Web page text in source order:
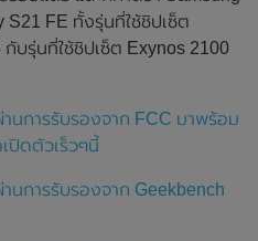
S21 FE ทั้งรุ่นที่ใช้ชิปเซ็ต
บรุ่นที่ใช้ชิปเซ็ต Exynos 2100
นการรับรองจาก FCC มาพร้อม
ปิดตัวเร็วๆนี้
นการรับรองจาก Geekbench